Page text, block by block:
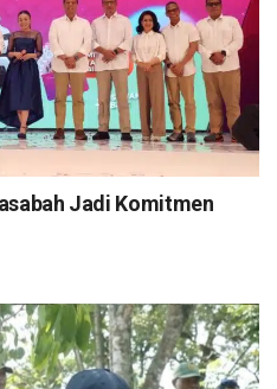
Jadi Komitmen